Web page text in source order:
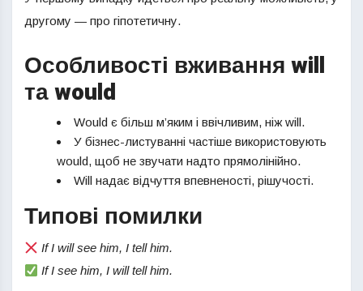
другому — про гіпотетичну.
Особливості вживання will
та would
Would є більш м’яким і ввічливим, ніж will.
У бізнес-листуванні частіше використовують
would, щоб не звучати надто прямолінійно.
Will надає відчуття впевненості, рішучості.
Типові помилки
If I will see him, I tell him.
If I see him, I will tell him.